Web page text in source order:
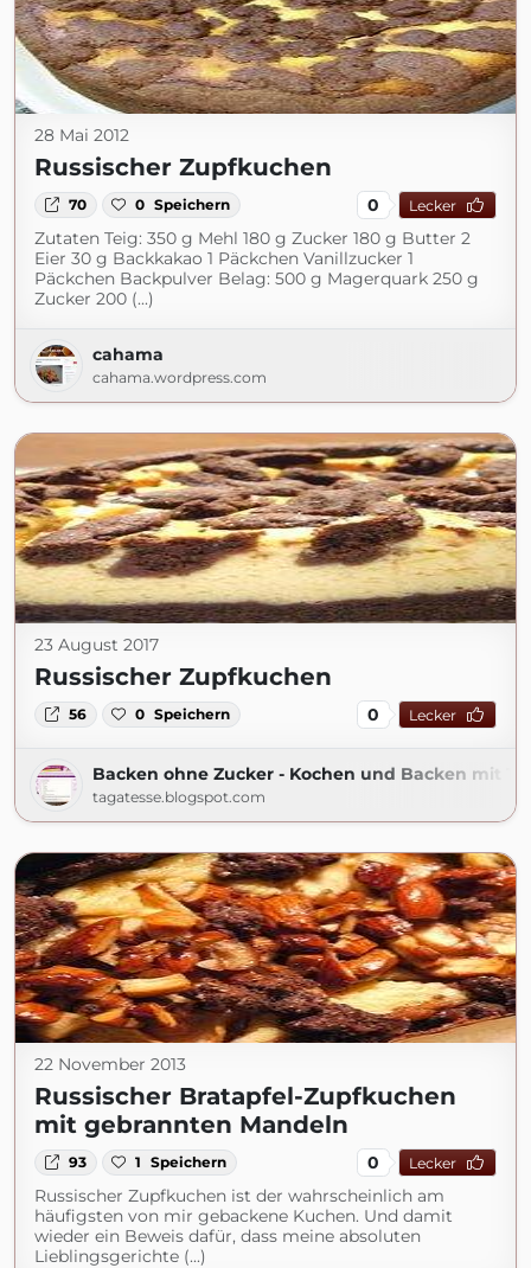
28 Mai 2012
Russischer Zupfkuchen
70 0 Speichern 0 Lecker
Zutaten Teig: 350 g Mehl 180 g Zucker 180 g Butter 2
Eier 30 g Backkakao 1 Päckchen Vanillzucker 1
Päckchen Backpulver Belag: 500 g Magerquark 250 g
Zucker 200 (...)
cahama
cahama.wordpress.com
23 August 2017
Russischer Zupfkuchen
56 0 Speichern 0 Lecker
Backen ohne Zucker - Kochen und Backen mit
tagatesse.blogspot.com
22 November 2013
Russischer Bratapfel-Zupfkuchen
mit gebrannten Mandeln
93 1 Speichern 0 Lecker
Russischer Zupfkuchen ist der wahrscheinlich am
häufigsten von mir gebackene Kuchen. Und damit
wieder ein Beweis dafür, dass meine absoluten
Lieblingsgerichte (...)